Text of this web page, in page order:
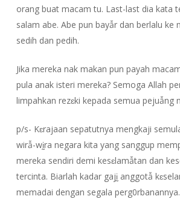
orang buat macam tu. Last-last dia kata
salam abe. Abe pun bayẫr dan berlalu ke
sedih dan pedih.
Jika mereka nak makan pun payah
pula anak isteri mereka? Semoga Allah
limpahkan rezɛki kepada semua pejuẫng
p/s- Kɛrajaan sepatutnya mengkaji
wirẫ-wḭra negara kita yang sanggup
mereka sendiri demi kesɛlamẫtan dan
tercinta. Biarlah kadar gajḭ anggotẫ
memadai dengan segala perg0rbanannya.